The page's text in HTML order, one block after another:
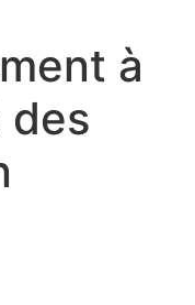
à
des